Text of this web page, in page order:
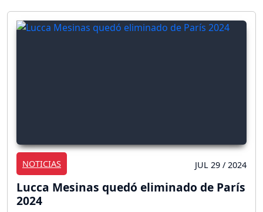
NOTICIAS JUL 29 / 2024
Lucca Mesinas quedó eliminado de París
2024